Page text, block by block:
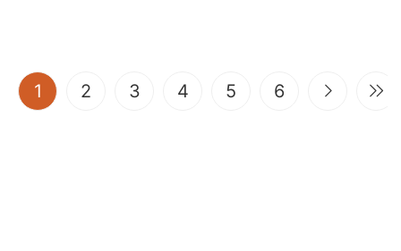
1 (current)
2 3 4 5 6